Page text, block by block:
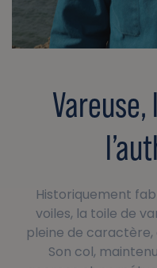
Historiquement
voiles, la toile de
pleine de caractère,
Son col,